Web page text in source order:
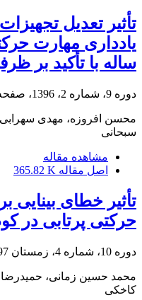
تأثیر تعدیل
ساله با تأکید بر
دوره 9، شماره 2، 1396، صفحه
محسن افروزه، مهدی
سبحانی
مشاهده مقاله
اصل مقاله 365.82 K
تأثیر خطای بینایی
حرکتی پرتابی در
دوره 10، شماره 4، زمستان 1397، صفحه
محمد حسین زمانی،
کاخکی